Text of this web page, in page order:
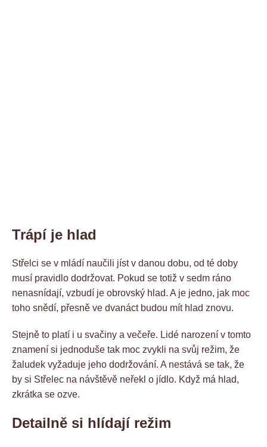
Trápí je hlad
Střelci se v mládí naučili jíst v danou dobu, od té doby
musí pravidlo dodržovat. Pokud se totiž v sedm ráno
nenasnídají, vzbudí je obrovský hlad. A je jedno, jak moc
toho snědí, přesně ve dvanáct budou mít hlad znovu.
Stejně to platí i u svačiny a večeře. Lidé narození v tomto
znamení si jednoduše tak moc zvykli na svůj režim, že
žaludek vyžaduje jeho dodržování. A nestává se tak, že
by si Střelec na návštěvě neřekl o jídlo. Když má hlad,
zkrátka se ozve.
Detailně si hlídají režim